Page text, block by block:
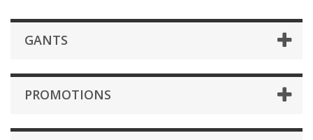
GANTS
PROMOTIONS